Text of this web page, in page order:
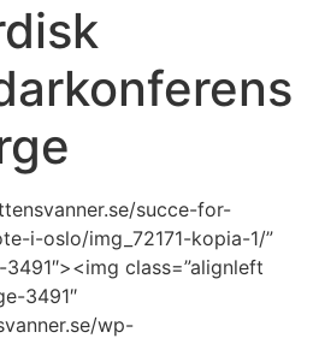
succe-for-
i-oslo/img_72171-kopia-1/”
class=”alignleft
3491″
wp-